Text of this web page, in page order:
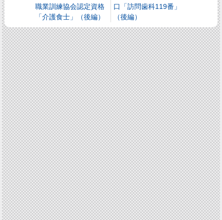
職業訓練協会認定資格
「介護食士」（後編）
口「訪問歯科119番」
（後編）